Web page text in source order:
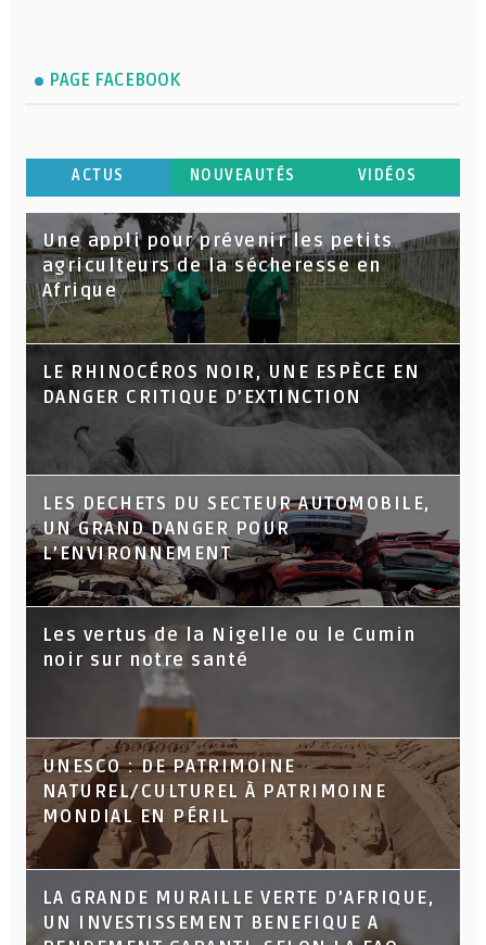
PAGE FACEBOOK
ACTUS NOUVEAUTÉS VIDÉOS
Une appli pour prévenir les petits
agriculteurs de la sécheresse en
Afrique
LE RHINOCÉROS NOIR, UNE ESPÈCE EN
DANGER CRITIQUE D’EXTINCTION
LES DECHETS DU SECTEUR AUTOMOBILE,
UN GRAND DANGER POUR
L’ENVIRONNEMENT
Les vertus de la Nigelle ou le Cumin
noir sur notre santé
UNESCO : DE PATRIMOINE
NATUREL/CULTUREL À PATRIMOINE
MONDIAL EN PÉRIL
LA GRANDE MURAILLE VERTE D’AFRIQUE,
UN INVESTISSEMENT BENEFIQUE A